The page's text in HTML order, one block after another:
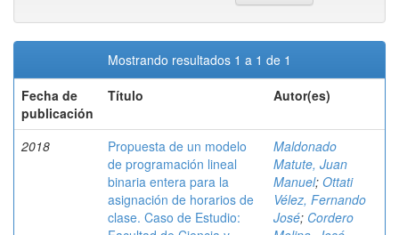
Mostrando resultados 1 a 1 de 1
Fecha de
publicación
Título Autor(es)
2018
Propuesta de un modelo
de programación lineal
binaria entera para la
asignación de horarios de
clase. Caso de Estudio:
Maldonado
Matute, Juan
Manuel; Ottati
Vélez, Fernando
José; Cordero